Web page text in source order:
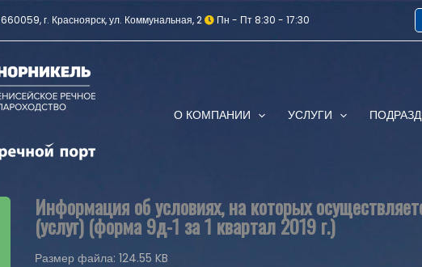
660059, г. Красноярск, ул. Коммунальная, 2 Пн - Пт 8:30 - 17:30
О КОМПАНИИ УСЛУГИ
Информация об условиях, на которых
(услуг) (форма 9д-1 за 1 квартал 2019 г.)
Размер файла: 124.55 KB